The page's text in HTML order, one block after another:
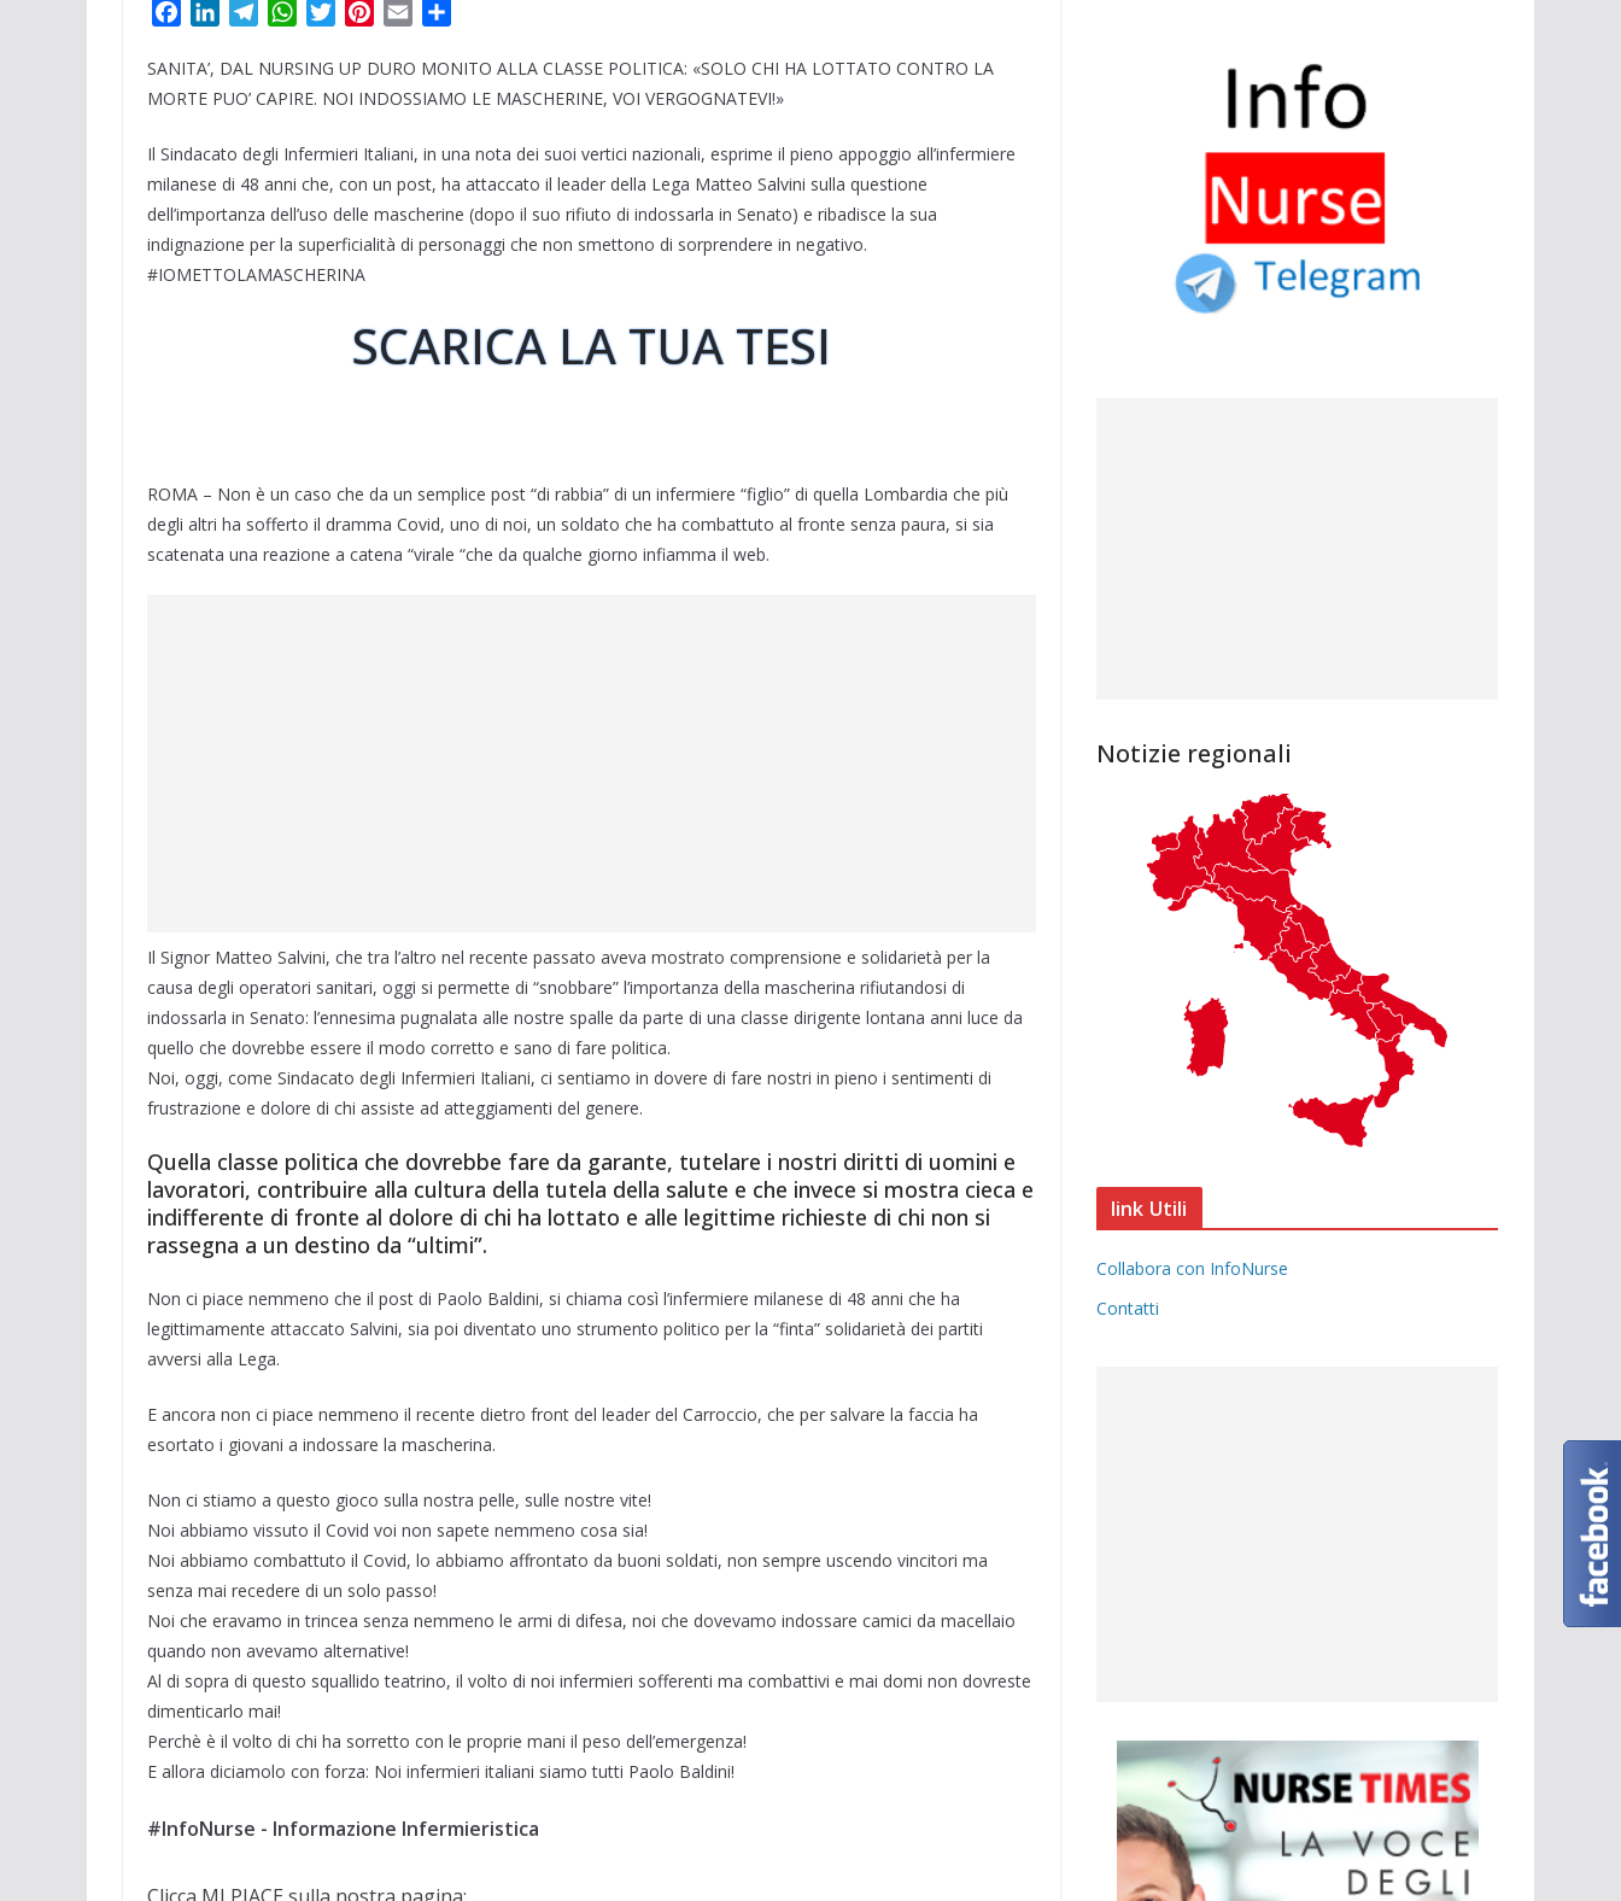
c
e
o
o
k
n
k
d
I
n
l
e
r
a
m
W
a
t
A
p
p
i
t
e
r
n
t
r
e
s
t
a
i
n
d
v
i
d
i
SANITA’, DAL NURSING UP DURO MONITO ALLA CLASSE POLITICA: «SOLO CHI HA LOTTATO CONTRO LA
MORTE PUO’ CAPIRE. NOI INDOSSIAMO LE MASCHERINE, VOI VERGOGNATEVI!»
Il Sindacato degli Infermieri Italiani, in una nota dei suoi vertici nazionali, esprime il pieno appoggio all’infermiere
milanese di 48 anni che, con un post, ha attaccato il leader della Lega Matteo Salvini sulla questione
dell’importanza dell’uso delle mascherine (dopo il suo rifiuto di indossarla in Senato) e ribadisce la sua
indignazione per la superficialità di personaggi che non smettono di sorprendere in negativo.
#IOMETTOLAMASCHERINA
SCARICA LA TUA TESI
ROMA – Non è un caso che da un semplice post “di rabbia” di un infermiere “figlio” di quella Lombardia che più
degli altri ha sofferto il dramma Covid, uno di noi, un soldato che ha combattuto al fronte senza paura, si sia
scatenata una reazione a catena “virale “che da qualche giorno infiamma il web.
Il Signor Matteo Salvini, che tra l’altro nel recente passato aveva mostrato comprensione e solidarietà per la
causa degli operatori sanitari, oggi si permette di “snobbare” l’importanza della mascherina rifiutandosi di
indossarla in Senato: l’ennesima pugnalata alle nostre spalle da parte di una classe dirigente lontana anni luce da
quello che dovrebbe essere il modo corretto e sano di fare politica.
Noi, oggi, come Sindacato degli Infermieri Italiani, ci sentiamo in dovere di fare nostri in pieno i sentimenti di
frustrazione e dolore di chi assiste ad atteggiamenti del genere.
Quella classe politica che dovrebbe fare da garante, tutelare i nostri diritti di uomini e
lavoratori, contribuire alla cultura della tutela della salute e che invece si mostra cieca e
indifferente di fronte al dolore di chi ha lottato e alle legittime richieste di chi non si
rassegna a un destino da “ultimi”.
Non ci piace nemmeno che il post di Paolo Baldini, si chiama così l’infermiere milanese di 48 anni che ha
legittimamente attaccato Salvini, sia poi diventato uno strumento politico per la “finta” solidarietà dei partiti
avversi alla Lega.
E ancora non ci piace nemmeno il recente dietro front del leader del Carroccio, che per salvare la faccia ha
esortato i giovani a indossare la mascherina.
Non ci stiamo a questo gioco sulla nostra pelle, sulle nostre vite!
Noi abbiamo vissuto il Covid voi non sapete nemmeno cosa sia!
Noi abbiamo combattuto il Covid, lo abbiamo affrontato da buoni soldati, non sempre uscendo vincitori ma
senza mai recedere di un solo passo!
Noi che eravamo in trincea senza nemmeno le armi di difesa, noi che dovevamo indossare camici da macellaio
quando non avevamo alternative!
Al di sopra di questo squallido teatrino, il volto di noi infermieri sofferenti ma combattivi e mai domi non dovreste
dimenticarlo mai!
Perchè è il volto di chi ha sorretto con le proprie mani il peso dell’emergenza!
E allora diciamolo con forza: Noi infermieri italiani siamo tutti Paolo Baldini!
#InfoNurse - Informazione Infermieristica
Notizie regionali
link Utili
Collabora con InfoNurse
Contatti